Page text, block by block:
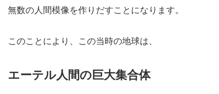
無数の人間模像を作りだすことになります。
このことにより、この当時の地球は、
エーテル人間の巨大集合体